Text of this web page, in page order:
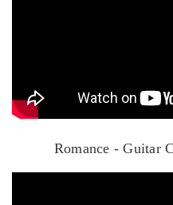
Romance - Guitar